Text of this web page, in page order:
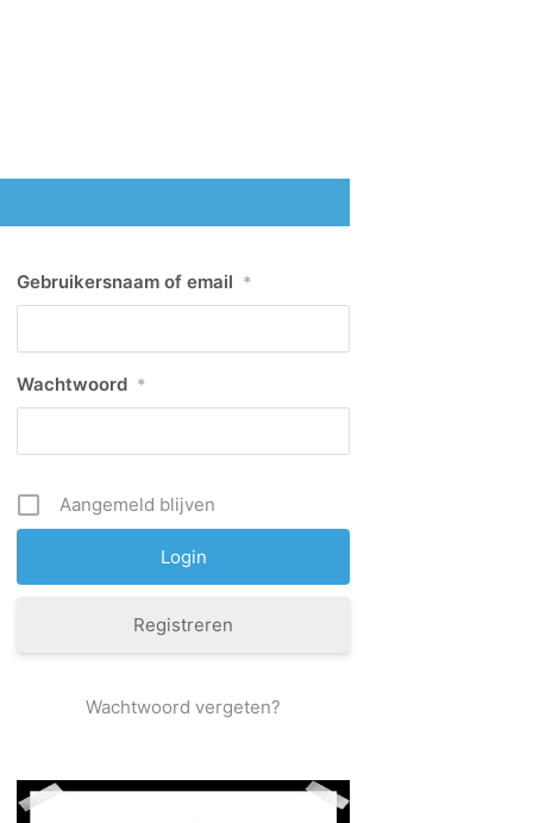
Gebruikersnaam of email *
Wachtwoord *
Aangemeld blijven
Registreren
Wachtwoord vergeten?